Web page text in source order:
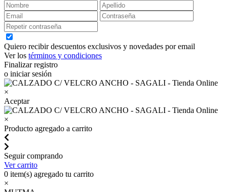
Quiero recibir descuentos exclusivos y novedades por email
Ver los términos y condiciones
Finalizar registro
o iniciar sesión
×
Aceptar
×
Producto agregado a carrito
Seguir comprando
Ver carrito
0 item(s) agregado tu carrito
×